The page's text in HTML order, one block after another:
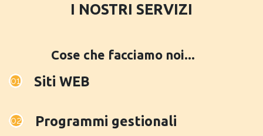
I NOSTRI SERVIZI
Cose che facciamo noi...
01 Siti WEB
02 Programmi gestionali